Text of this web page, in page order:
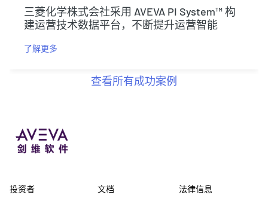
三菱化学株式会社采用 AVEVA PI System™ 构
建运营技术数据平台，不断提升运营智能
了解更多
查看所有成功案例
投资者
文档
法律信息